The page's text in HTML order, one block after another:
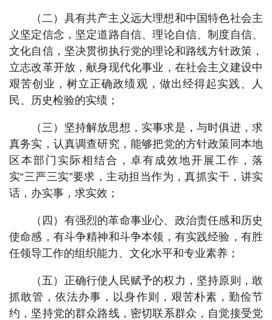
（二）具有共产主义远大理想和中国特色社会主
义坚定信念，坚定道路自信、理论自信、制度自信、
文化自信，坚决贯彻执行党的理论和路线方针政策，
立志改革开放，献身现代化事业，在社会主义建设中
艰苦创业，树立正确政绩观，做出经得起实践、人
民、历史检验的实绩；
（三）坚持解放思想，实事求是，与时俱进，求
真务实，认真调查研究，能够把党的方针政策同本地
区本部门实际相结合，卓有成效地开展工作，落
实“三严三实”要求，主动担当作为，真抓实干，讲实
话，办实事，求实效；
（四）有强烈的革命事业心、政治责任感和历史
使命感，有斗争精神和斗争本领，有实践经验，有胜
任领导工作的组织能力、文化水平和专业素养；
（五）正确行使人民赋予的权力，坚持原则，敢
抓敢管，依法办事，以身作则，艰苦朴素，勤俭节
约，坚持党的群众路线，密切联系群众，自觉接受党